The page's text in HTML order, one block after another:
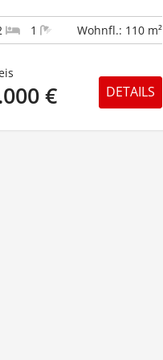
1 Wohnfl.: 110 m²
€ DETAILS